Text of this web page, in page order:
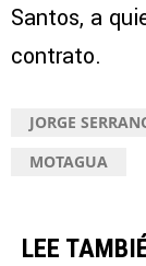
Santos, a
contrato.
JORGE
MOTAGUA
LEE